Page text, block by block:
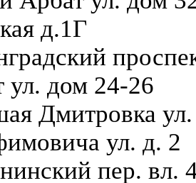
д.1Г
ул. дом 24-26
Дмитровка
ул. д. 2
пер. вл.